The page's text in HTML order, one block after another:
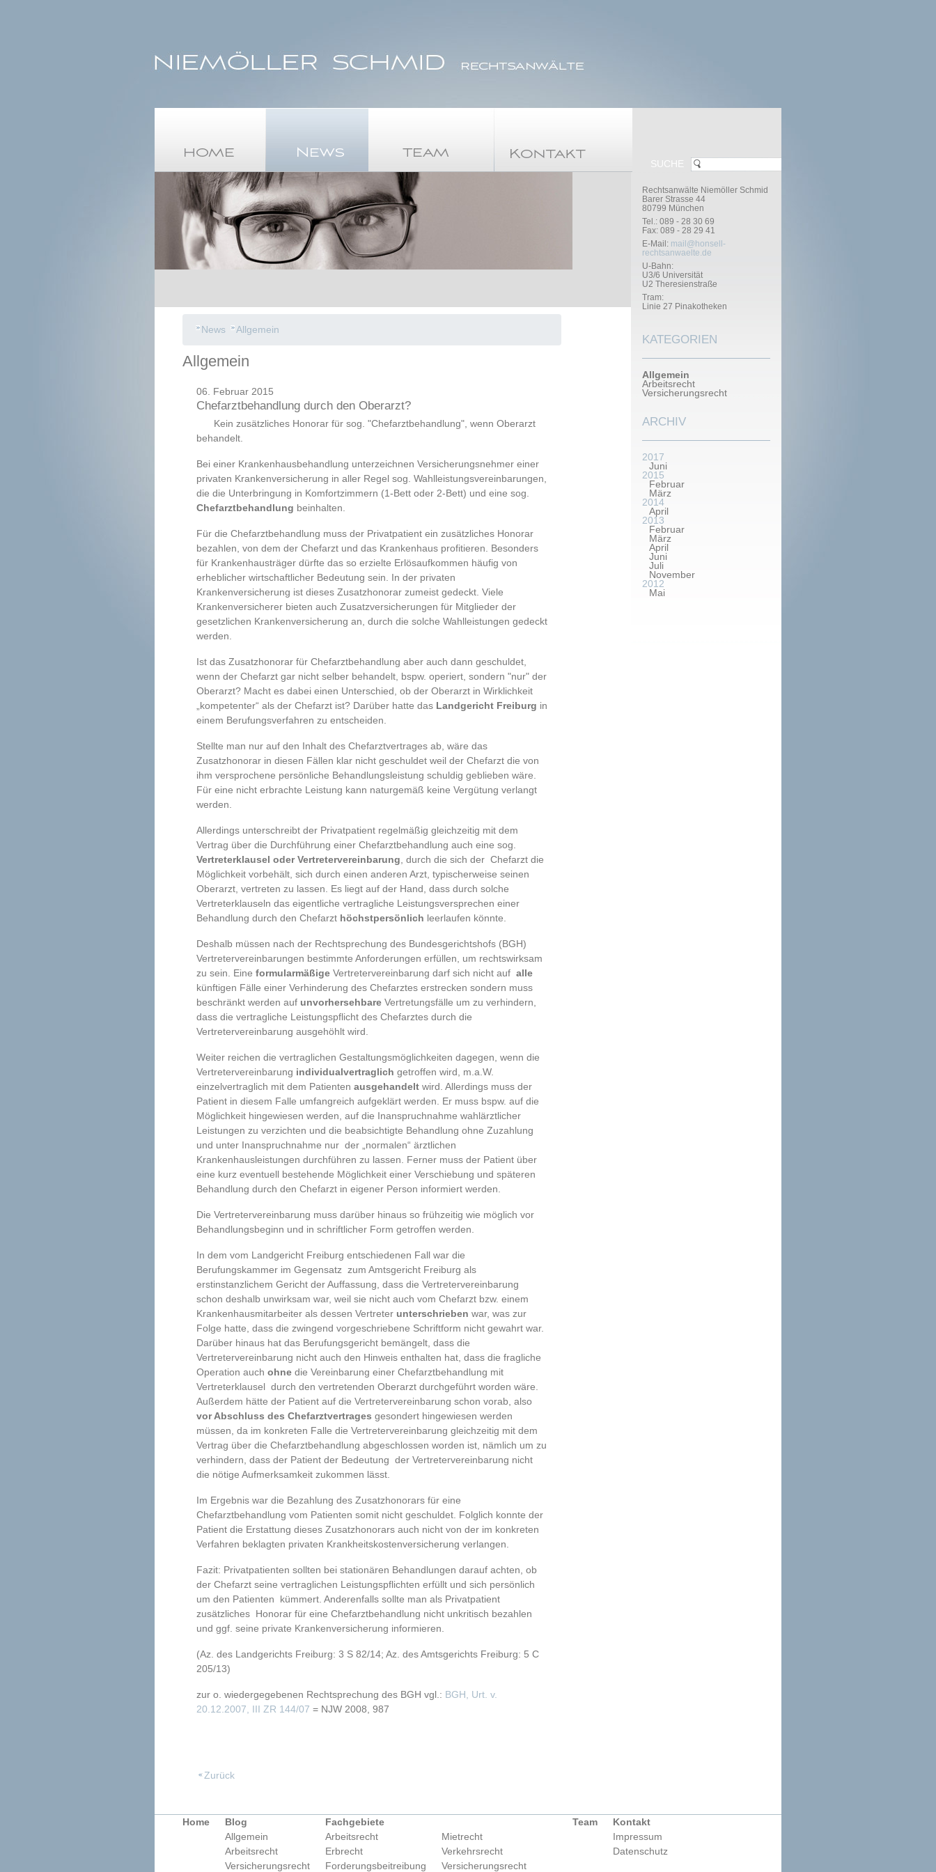
SUCHE
News Allgemein
Allgemein
06. Februar 2015
Chefarztbehandlung durch den Oberarzt?
Kein zusätzliches Honorar für sog. "Chefarztbehandlung", wenn Oberarzt
behandelt.
Bei einer Krankenhausbehandlung unterzeichnen Versicherungsnehmer einer
privaten Krankenversicherung in aller Regel sog. Wahlleistungsvereinbarungen,
die die Unterbringung in Komfortzimmern (1-Bett oder 2-Bett) und eine sog.
Chefarztbehandlung beinhalten.
Für die Chefarztbehandlung muss der Privatpatient ein zusätzliches Honorar
bezahlen, von dem der Chefarzt und das Krankenhaus profitieren. Besonders
für Krankenhausträger dürfte das so erzielte Erlösaufkommen häufig von
erheblicher wirtschaftlicher Bedeutung sein. In der privaten
Krankenversicherung ist dieses Zusatzhonorar zumeist gedeckt. Viele
Krankenversicherer bieten auch Zusatzversicherungen für Mitglieder der
gesetzlichen Krankenversicherung an, durch die solche Wahlleistungen gedeckt
werden.
Ist das Zusatzhonorar für Chefarztbehandlung aber auch dann geschuldet,
wenn der Chefarzt gar nicht selber behandelt, bspw. operiert, sondern "nur" der
Oberarzt? Macht es dabei einen Unterschied, ob der Oberarzt in Wirklichkeit
„kompetenter“ als der Chefarzt ist? Darüber hatte das Landgericht Freiburg in
einem Berufungsverfahren zu entscheiden.
Stellte man nur auf den Inhalt des Chefarztvertrages ab, wäre das
Zusatzhonorar in diesen Fällen klar nicht geschuldet weil der Chefarzt die von
ihm versprochene persönliche Behandlungsleistung schuldig geblieben wäre.
Für eine nicht erbrachte Leistung kann naturgemäß keine Vergütung verlangt
werden.
Allerdings unterschreibt der Privatpatient regelmäßig gleichzeitig mit dem
Vertrag über die Durchführung einer Chefarztbehandlung auch eine sog.
Vertreterklausel oder Vertretervereinbarung , durch die sich der Chefarzt die
Möglichkeit vorbehält, sich durch einen anderen Arzt, typischerweise seinen
Oberarzt, vertreten zu lassen. Es liegt auf der Hand, dass durch solche
Vertreterklauseln das eigentliche vertragliche Leistungsversprechen einer
Behandlung durch den Chefarzt höchstpersönlich leerlaufen könnte.
Deshalb müssen nach der Rechtsprechung des Bundesgerichtshofs (BGH)
Vertretervereinbarungen bestimmte Anforderungen erfüllen, um rechtswirksam
zu sein. Eine formularmäßige Vertretervereinbarung darf sich nicht auf alle
künftigen Fälle einer Verhinderung des Chefarztes erstrecken sondern muss
beschränkt werden auf unvorhersehbare Vertretungsfälle um zu verhindern,
dass die vertragliche Leistungspflicht des Chefarztes durch die
Vertretervereinbarung ausgehöhlt wird.
Weiter reichen die vertraglichen Gestaltungsmöglichkeiten dagegen, wenn die
Vertretervereinbarung individualvertraglich getroffen wird, m.a.W.
einzelvertraglich mit dem Patienten ausgehandelt wird. Allerdings muss der
Patient in diesem Falle umfangreich aufgeklärt werden. Er muss bspw. auf die
Möglichkeit hingewiesen werden, auf die Inanspruchnahme wahlärztlicher
Leistungen zu verzichten und die beabsichtigte Behandlung ohne Zuzahlung
und unter Inanspruchnahme nur der „normalen“ ärztlichen
Krankenhausleistungen durchführen zu lassen. Ferner muss der Patient über
eine kurz eventuell bestehende Möglichkeit einer Verschiebung und späteren
Behandlung durch den Chefarzt in eigener Person informiert werden.
Die Vertretervereinbarung muss darüber hinaus so frühzeitig wie möglich vor
Behandlungsbeginn und in schriftlicher Form getroffen werden.
In dem vom Landgericht Freiburg entschiedenen Fall war die
Berufungskammer im Gegensatz zum Amtsgericht Freiburg als
erstinstanzlichem Gericht der Auffassung, dass die Vertretervereinbarung
schon deshalb unwirksam war, weil sie nicht auch vom Chefarzt bzw. einem
Krankenhausmitarbeiter als dessen Vertreter unterschrieben war, was zur
Folge hatte, dass die zwingend vorgeschriebene Schriftform nicht gewahrt war.
Darüber hinaus hat das Berufungsgericht bemängelt, dass die
Vertretervereinbarung nicht auch den Hinweis enthalten hat, dass die fragliche
Operation auch ohne die Vereinbarung einer Chefarztbehandlung mit
Vertreterklausel durch den vertretenden Oberarzt durchgeführt worden wäre.
Außerdem hätte der Patient auf die Vertretervereinbarung schon vorab, also
vor Abschluss des Chefarztvertrages gesondert hingewiesen werden
müssen, da im konkreten Falle die Vertretervereinbarung gleichzeitig mit dem
Vertrag über die Chefarztbehandlung abgeschlossen worden ist, nämlich um zu
verhindern, dass der Patient der Bedeutung der Vertretervereinbarung nicht
die nötige Aufmerksamkeit zukommen lässt.
Im Ergebnis war die Bezahlung des Zusatzhonorars für eine
Chefarztbehandlung vom Patienten somit nicht geschuldet. Folglich konnte der
Patient die Erstattung dieses Zusatzhonorars auch nicht von der im konkreten
Verfahren beklagten privaten Krankheitskostenversicherung verlangen.
Fazit: Privatpatienten sollten bei stationären Behandlungen darauf achten, ob
der Chefarzt seine vertraglichen Leistungspflichten erfüllt und sich persönlich
um den Patienten kümmert. Anderenfalls sollte man als Privatpatient
zusätzliches Honorar für eine Chefarztbehandlung nicht unkritisch bezahlen
und ggf. seine private Krankenversicherung informieren.
(Az. des Landgerichts Freiburg: 3 S 82/14; Az. des Amtsgerichts Freiburg: 5 C
205/13)
zur o. wiedergegebenen Rechtsprechung des BGH vgl.: BGH, Urt. v.
20.12.2007, III ZR 144/07 = NJW 2008, 987
Zurück
Rechtsanwälte Niemöller Schmid
Barer Strasse 44
80799 München
Tel.: 089 - 28 30 69
Fax: 089 - 28 29 41
E-Mail: mail@honsell-
rechtsanwaelte.de
U-Bahn:
U3/6 Universität
U2 Theresienstraße
Tram:
Linie 27 Pinakotheken
KATEGORIEN
Allgemein
Arbeitsrecht
Versicherungsrecht
ARCHIV
2017
Juni
2015
Februar
März
2014
April
2013
Februar
März
April
Juni
Juli
November
2012
Mai
Home Blog Fachgebiete Team
Kontakt
Allgemein
Arbeitsrecht
Versicherungsrecht
Arbeitsrecht
Erbrecht
Forderungsbeitreibung
Mietrecht
Verkehrsrecht
Versicherungsrecht
Impressum
Datenschutz